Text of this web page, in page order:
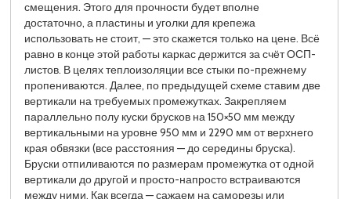
смещения. Этого для прочности будет вполне
достаточно, а пластины и уголки для крепежа
использовать не стоит, — это скажется только на цене. Всё
равно в конце этой работы каркас держится за счёт ОСП-
листов. В целях теплоизоляции все стыки по-прежнему
пропениваются. Далее, по предыдущей схеме ставим две
вертикали на требуемых промежутках. Закрепляем
параллельно полу куски брусков на 150×50 мм между
вертикальными на уровне 950 мм и 2290 мм от верхнего
края обвязки (все расстояния — до середины бруска).
Бруски отпиливаются по размерам промежутка от одной
вертикали до другой и просто-напросто встраиваются
между ними. Как всегда — сажаем на саморезы или